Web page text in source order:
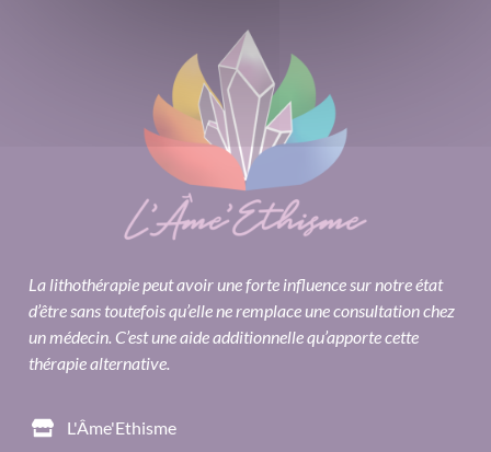
La lithothérapie peut avoir une forte influence sur notre état
d’être sans toutefois qu’elle ne remplace une consultation chez
un médecin. C’est une aide additionnelle qu’apporte cette
thérapie alternative.
L'Âme'Ethisme